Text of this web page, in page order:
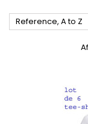
Reference, A to Z